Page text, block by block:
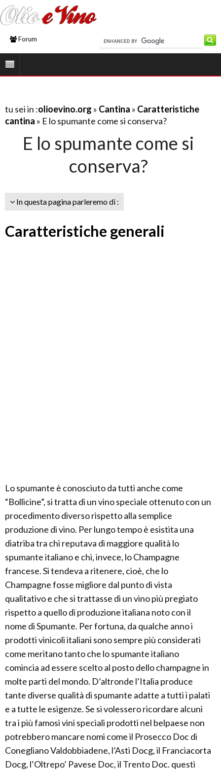
Forum
tu sei in :olioevino.org » Cantina » Caratteristiche
cantina » E lo spumante come si conserva?
E lo spumante come si
conserva?
In questa pagina parleremo di :
Caratteristiche generali
Lo spumante è conosciuto da tutti anche come
“Bollicine”, si tratta di un vino speciale ottenuto con un
procedimento diverso rispetto alla semplice
produzione di vino. Per lungo tempo è esistita una
diatriba tra chi reputava di maggiore qualità lo
spumante italiano e chi, invece, lo Champagne
francese. Si tendeva a ritenere, cioè, che lo
Champagne fosse migliore dal punto di vista
qualitativo e che si trattasse di un vino più pregiato
rispetto a quello di produzione italiana noto con il
nome di Spumante. Per fortuna, da qualche anno i
prodotti vinicoli italiani sono sempre più considerati
come meritano tanto che lo spumante italiano
comincia ad essere scelto al posto dello champagne in
molte parti del mondo. D’altronde l’Italia produce
tante diverse qualità di spumante adatte a tutti i palati
e a tutte le esigenze. Se si volessero ricordare alcuni
tra i più famosi vini speciali prodotti nel belpaese non
potrebbero mancare nomi come il Prosecco Doc di
Conegliano Valdobbiadene, l’Asti Docg, il Franciacorta
Docg, l’Oltrepo’ Pavese Doc, il Trento Doc. questi